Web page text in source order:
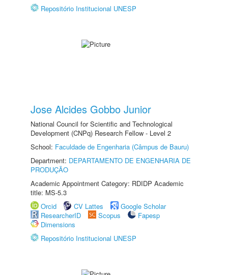
Repositório Institucional UNESP
Jose Alcides Gobbo Junior
National Council for Scientific and Technological
Development (CNPq) Research Fellow - Level 2
School: Faculdade de Engenharia (Câmpus de Bauru)
Department: DEPARTAMENTO DE ENGENHARIA DE
PRODUÇÃO
Academic Appointment Category: RDIDP Academic
title: MS-5.3
Orcid
CV Lattes
Google Scholar
ResearcherID
Scopus
Fapesp
Dimensions
Repositório Institucional UNESP